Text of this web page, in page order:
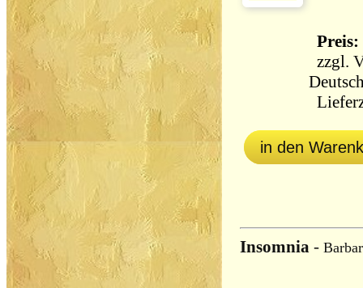
Preis:
zzgl.
in den
Insomnia -